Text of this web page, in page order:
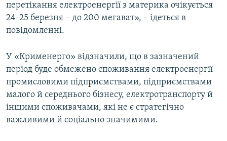
перетікання електроенергії з материка очікується
24-25 березня – до 200 мегават», – ідеться в
повідомленні.
У «Крименерго» відзначили, що в зазначений
період буде обмежено споживання електроенергії
промисловими підприємствами, підприємствами
малого й середнього бізнесу, електротранспорту й
іншими споживачами, які не є стратегічно
важливими й соціально значимими.